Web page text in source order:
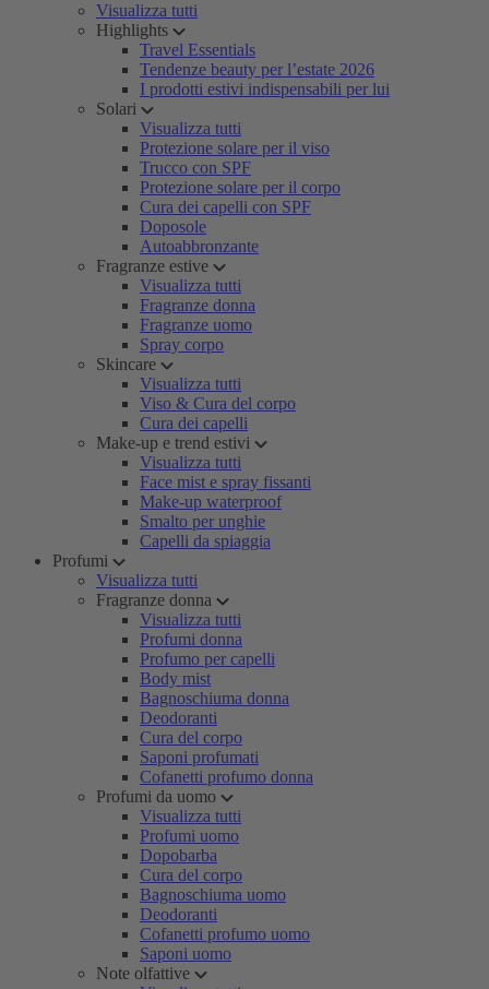
Visualizza tutti
Highlights
Travel Essentials
Tendenze beauty per l’estate 2026
I prodotti estivi indispensabili per lui
Solari
Visualizza tutti
Protezione solare per il viso
Trucco con SPF
Protezione solare per il corpo
Cura dei capelli con SPF
Doposole
Autoabbronzante
Fragranze estive
Visualizza tutti
Fragranze donna
Fragranze uomo
Spray corpo
Skincare
Visualizza tutti
Viso & Cura del corpo
Cura dei capelli
Make-up e trend estivi
Visualizza tutti
Face mist e spray fissanti
Make-up waterproof
Smalto per unghie
Capelli da spiaggia
Profumi
Visualizza tutti
Fragranze donna
Visualizza tutti
Profumi donna
Profumo per capelli
Body mist
Bagnoschiuma donna
Deodoranti
Cura del corpo
Saponi profumati
Cofanetti profumo donna
Profumi da uomo
Visualizza tutti
Profumi uomo
Dopobarba
Cura del corpo
Bagnoschiuma uomo
Deodoranti
Cofanetti profumo uomo
Saponi uomo
Note olfattive